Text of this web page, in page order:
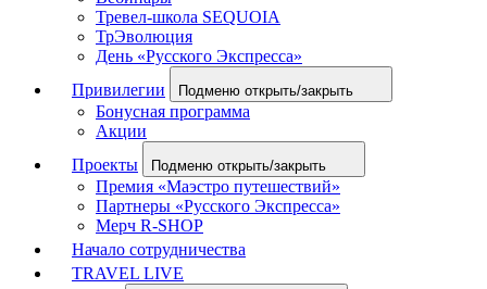
Тревел-школа SEQUOIA
ТрЭволюция
День «Русского Экспресса»
Привилегии
Подменю открыть/закрыть
Бонусная программа
Акции
Проекты
Подменю открыть/закрыть
Премия «Маэстро путешествий»
Партнеры «Русского Экспресса»
Мерч R-SHOP
Начало сотрудничества
TRAVEL LIVE